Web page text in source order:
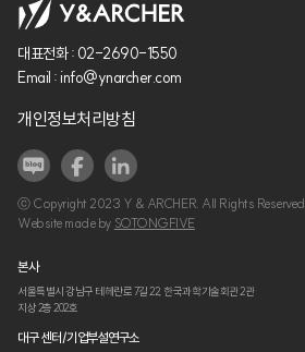
대표전화 : 02-2690-1550
Email : info@ynarcher.com
개인정보처리방침
ⓒ Copyright 2023 Y & ARCHER. All Rights Reserved.
Website made by SOTONGFIVE
본사
서울특별시 강남구 테헤란로 7길 22, 한국과학기술회관 2관
지상 2층 202호
대구 센터/기업부설연구소